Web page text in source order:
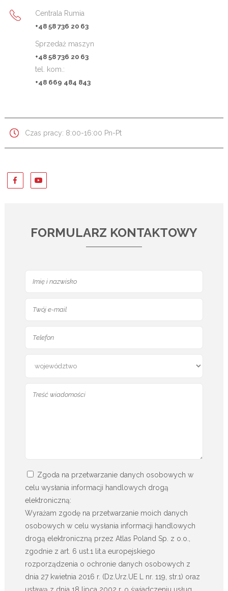
Centrala Rumia
+48 58 736 20 63
Sprzedaż maszyn
+48 58 736 20 63
tel. kom.:
+48 669 484 843
Czas pracy: 8:00-16:00 Pn-Pt
FORMULARZ KONTAKTOWY
Zgoda na przetwarzanie danych osobowych w
celu wysłania informacji handlowych drogą
elektroniczną:
Wyrażam zgodę na przetwarzanie moich danych
osobowych w celu wysłania informacji handlowych
drogą elektroniczną przez Atlas Poland Sp. z o.o.,
zgodnie z art. 6 ust.1 lit.a europejskiego
rozporządzenia o ochronie danych osobowych z
dnia 27 kwietnia 2016 r. (Dz.Urz.UE L nr. 119, str.1) oraz